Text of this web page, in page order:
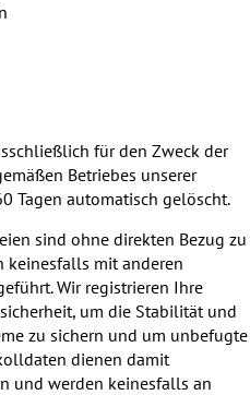
für den Zweck der
Betriebes unserer
Tagen automatisch gelöscht.
sind ohne direkten Bezug zu
keinesfalls mit anderen
Wir registrieren Ihre
um die Stabilität und
zu sichern und um unbefugte
dienen damit
und werden keinesfalls an